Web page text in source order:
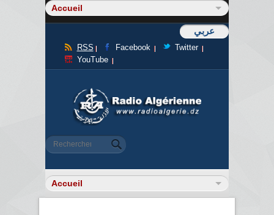
عربي
RSS Facebook
Twitter
YouTube
Formulaire de recherche
Rechercher